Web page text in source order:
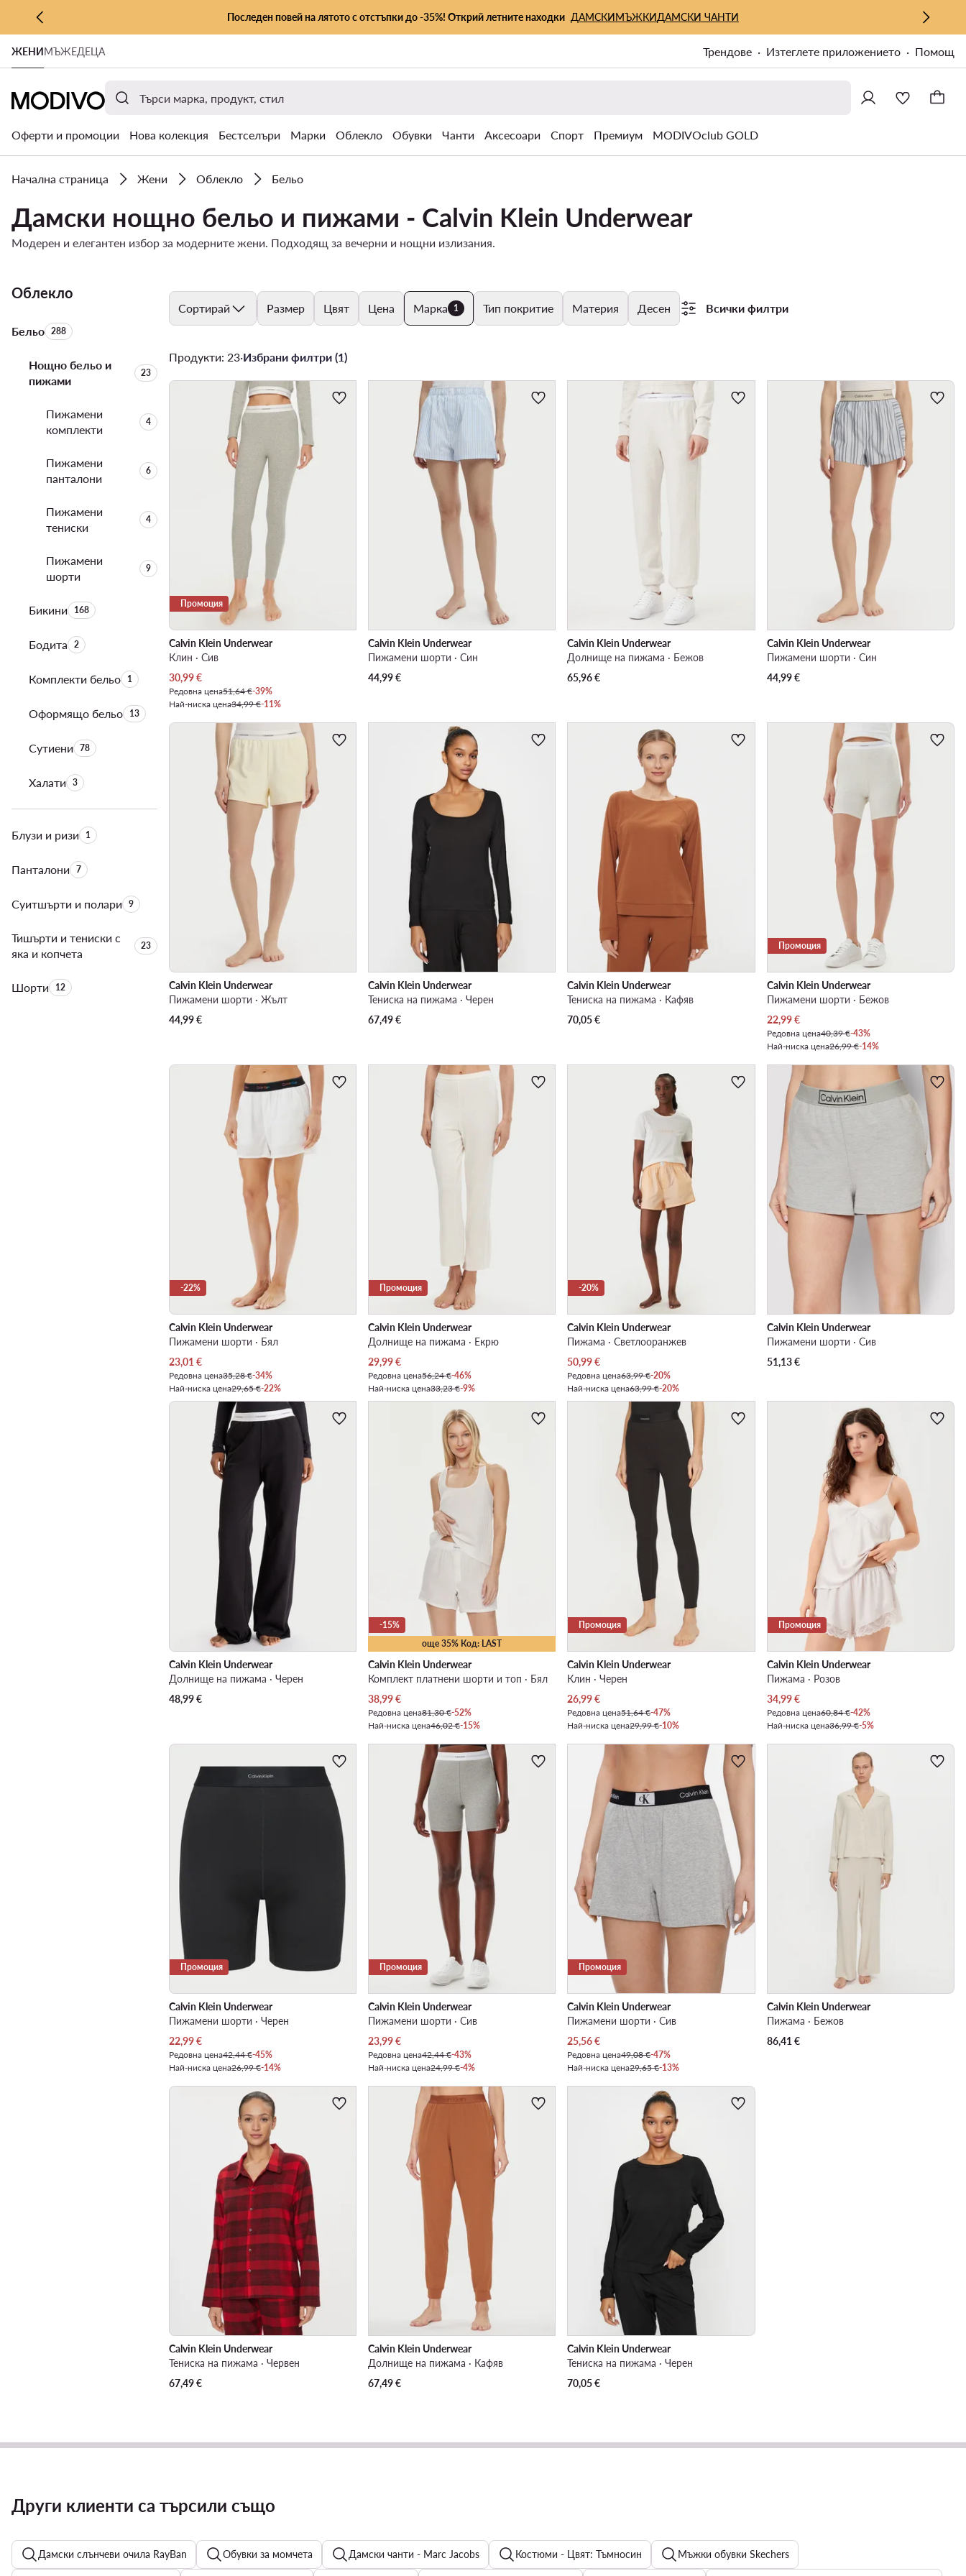
КЪМ ОСНОВНОТО СЪДЪРЖАНИЕ
КЪМ ТЪРСЕНЕ
Последен повей на лятото с отстъпки до -35%! Открий летните находки ДАМСКИМЪЖКИДАМСКИ ЧАНТИ
ЖЕНИМЪЖЕДЕЦА Трендове Изтеглете приложението Помощ
Оферти и промоции Нова колекция Бестселъри Марки Облекло Обувки Чанти Аксесоари Спорт Премиум MODIVOclub GOLD
Начална страница Жени Облекло Бельо
Дамски нощно бельо и пижами - Calvin Klein Underwear
Mодерен и елегантен избор за модерните жени. Подходящ за вечерни и нощни излизания.
Облекло
БельоБрой на продуктите:
288
Нощно бельо и
пижами
Брой на продуктите:
23
Пижамени
комплекти
Брой на продуктите:
4
Пижамени
панталони
Брой на продуктите:
6
Пижамени
тениски
Брой на продуктите:
4
Пижамени
шорти
Брой на продуктите:
9
БикиниБрой на продуктите:
168
БодитаБрой на продуктите:
2
Комплекти бельоБрой на продуктите:
1
Оформящо бельоБрой на продуктите:
13
СутиениБрой на продуктите:
78
ХалатиБрой на продуктите:
3
Блузи и ризиБрой на продуктите:
1
ПанталониБрой на продуктите:
7
Суитшърти и полариБрой на продуктите:
9
Тишърти и тениски с
яка и копчета
Брой на продуктите:
23
ШортиБрой на продуктите:
12
Сортирай Размер Цвят Цена Марка 1 Тип покритие Материя Десен Всички филтри
Продукти: 23·Избрани филтри (1)
Промоция
Calvin Klein Underwear
Клин · Сив
Актуална цена
30,99€
Редовна цена51,64 €-39%
Най-ниска цена34,99 €-11%
Calvin Klein Underwear
Пижамени шорти · Син
44,99€
Calvin Klein Underwear
Долнище на пижама · Бежов
65,96€
Calvin Klein Underwear
Пижамени шорти · Син
44,99€
Calvin Klein Underwear
Пижамени шорти · Жълт
44,99€
Calvin Klein Underwear
Тениска на пижама · Черен
67,49€
Calvin Klein Underwear
Тениска на пижама · Кафяв
70,05€
Промоция
Calvin Klein Underwear
Пижамени шорти · Бежов
Актуална цена
22,99€
Редовна цена40,39 €-43%
Най-ниска цена26,99 €-14%
-22%
Calvin Klein Underwear
Пижамени шорти · Бял
Актуална цена
23,01 €
Редовна цена35,28 €-34%
Най-ниска цена29,65 €-22%
Промоция
Calvin Klein Underwear
Долнище на пижама · Екрю
Актуална цена
29,99€
Редовна цена56,24 €-46%
Най-ниска цена33,23 €-9%
-20%
Calvin Klein Underwear
Пижама · Светлооранжев
Актуална цена
50,99€
Редовна цена63,99 €-20%
Най-ниска цена63,99 €-20%
Calvin Klein Underwear
Пижамени шорти · Сив
51,13€
Calvin Klein Underwear
Долнище на пижама · Черен
48,99€
още 35% Код: LAST
-15%
Calvin Klein Underwear
Комплект платнени шорти и топ · Бял
Актуална цена
38,99€
Редовна цена81,30 €-52%
Най-ниска цена46,02 €-15%
Промоция
Calvin Klein Underwear
Клин · Черен
Актуална цена
26,99€
Редовна цена51,64 €-47%
Най-ниска цена29,99 €-10%
Промоция
Calvin Klein Underwear
Пижама · Розов
Актуална цена
34,99€
Редовна цена60,84 €-42%
Най-ниска цена36,99 €-5%
Промоция
Calvin Klein Underwear
Пижамени шорти · Черен
Актуална цена
22,99€
Редовна цена42,44 €-45%
Най-ниска цена26,99 €-14%
Промоция
Calvin Klein Underwear
Пижамени шорти · Сив
Актуална цена
23,99€
Редовна цена42,44 €-43%
Най-ниска цена24,99 €-4%
Промоция
Calvin Klein Underwear
Пижамени шорти · Сив
Актуална цена
25,56€
Редовна цена49,08 €-47%
Най-ниска цена29,65 €-13%
Calvin Klein Underwear
Пижама · Бежов
86,41 €
Calvin Klein Underwear
Тениска на пижама · Червен
67,49€
Calvin Klein Underwear
Долнище на пижама · Кафяв
67,49€
Calvin Klein Underwear
Тениска на пижама · Черен
70,05€
Други клиенти са търсили също
Дамски слънчеви очила RayBan Обувки за момчета Дамски чанти - Marc Jacobs Костюми - Цвят: Тъмносин Мъжки обувки Skechers